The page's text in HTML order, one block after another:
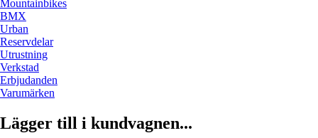
Mountainbikes
BMX
Urban
Reservdelar
Utrustning
Verkstad
Erbjudanden
Varumärken
Lägger till i kundvagnen...